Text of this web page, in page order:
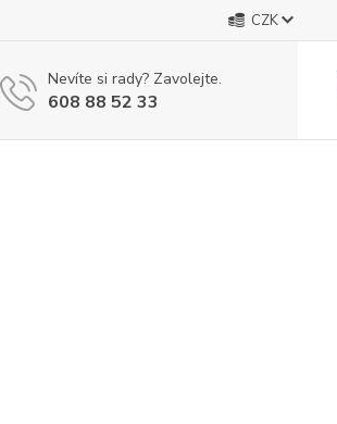
CZK
Nevíte si rady? Zavolejte.
608 88 52 33